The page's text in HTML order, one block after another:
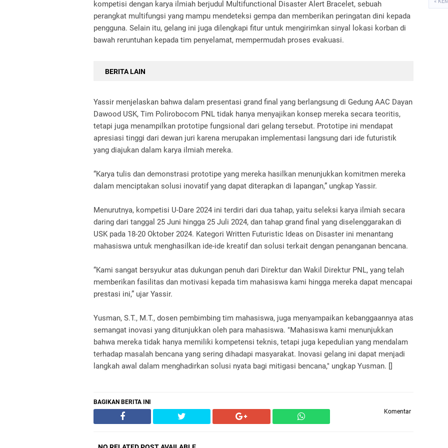
kompetisi dengan karya ilmiah berjudul Multifunctional Disaster Alert Bracelet, sebuah
perangkat multifungsi yang mampu mendeteksi gempa dan memberikan peringatan dini kepada
pengguna. Selain itu, gelang ini juga dilengkapi fitur untuk mengirimkan sinyal lokasi korban di
bawah reruntuhan kepada tim penyelamat, mempermudah proses evakuasi.
BERITA LAIN
Yassir menjelaskan bahwa dalam presentasi grand final yang berlangsung di Gedung AAC Dayan
Dawood USK, Tim Polirobocom PNL tidak hanya menyajikan konsep mereka secara teoritis,
tetapi juga menampilkan prototipe fungsional dari gelang tersebut. Prototipe ini mendapat
apresiasi tinggi dari dewan juri karena merupakan implementasi langsung dari ide futuristik
yang diajukan dalam karya ilmiah mereka.
“Karya tulis dan demonstrasi prototipe yang mereka hasilkan menunjukkan komitmen mereka
dalam menciptakan solusi inovatif yang dapat diterapkan di lapangan,” ungkap Yassir.
Menurutnya, kompetisi U-Dare 2024 ini terdiri dari dua tahap, yaitu seleksi karya ilmiah secara
daring dari tanggal 25 Juni hingga 25 Juli 2024, dan tahap grand final yang diselenggarakan di
USK pada 18-20 Oktober 2024. Kategori Written Futuristic Ideas on Disaster ini menantang
mahasiswa untuk menghasilkan ide-ide kreatif dan solusi terkait dengan penanganan bencana.
“Kami sangat bersyukur atas dukungan penuh dari Direktur dan Wakil Direktur PNL, yang telah
memberikan fasilitas dan motivasi kepada tim mahasiswa kami hingga mereka dapat mencapai
prestasi ini,” ujar Yassir.
Yusman, S.T., M.T., dosen pembimbing tim mahasiswa, juga menyampaikan kebanggaannya atas
semangat inovasi yang ditunjukkan oleh para mahasiswa. "Mahasiswa kami menunjukkan
bahwa mereka tidak hanya memiliki kompetensi teknis, tetapi juga kepedulian yang mendalam
terhadap masalah bencana yang sering dihadapi masyarakat. Inovasi gelang ini dapat menjadi
langkah awal dalam menghadirkan solusi nyata bagi mitigasi bencana," ungkap Yusman. []
BAGIKAN BERITA INI
Komentar